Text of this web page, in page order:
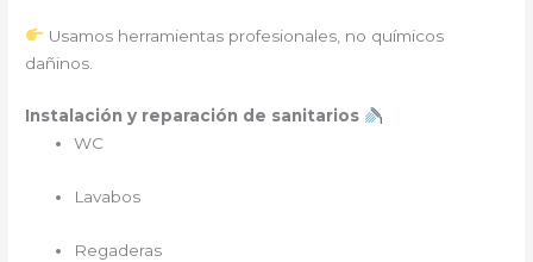
Usamos herramientas profesionales, no químicos
dañinos.
Instalación y reparación de sanitarios
WC
Lavabos
Regaderas